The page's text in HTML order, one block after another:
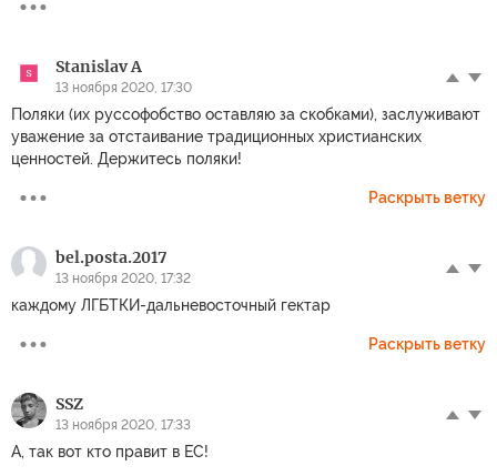
Stanislav A
13 ноября 2020, 17:30
Поляки (их руссофобство оставляю за скобками), заслуживают
уважение за отстаивание традиционных христианских
ценностей. Держитесь поляки!
Раскрыть ветку
bel.posta.2017
13 ноября 2020, 17:32
каждому ЛГБТКИ-дальневосточный гектар
Раскрыть ветку
SSZ
13 ноября 2020, 17:33
А, так вот кто правит в ЕС!